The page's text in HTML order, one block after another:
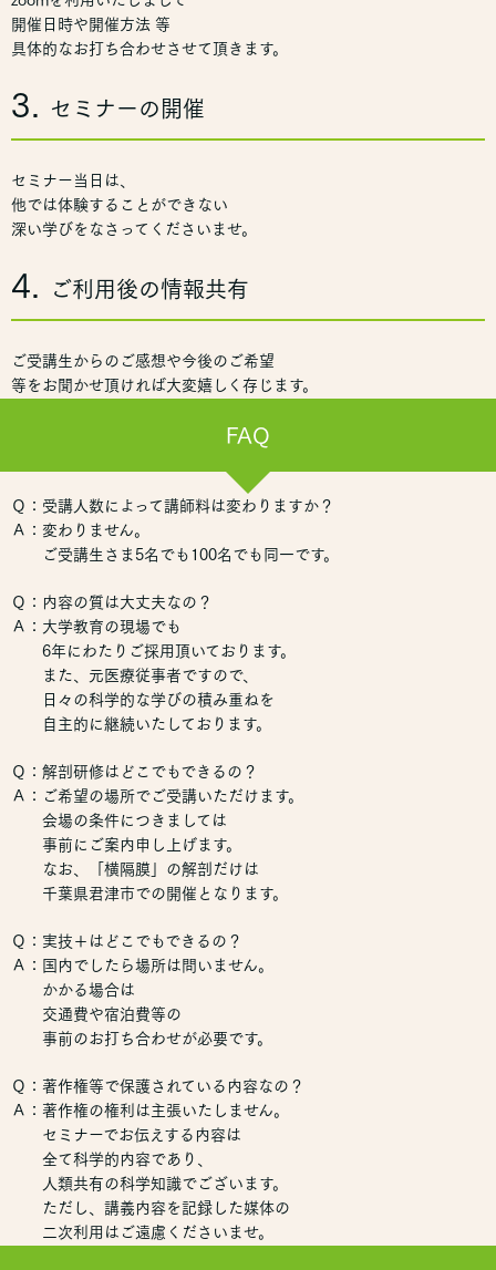
開催日時や開催方法 等
具体的なお打ち合わせさせて頂きます。
3. セミナーの開催
セミナー当日は、
他では体験することができない
深い学びをなさってくださいませ。
4. ご利用後の情報共有
ご受講生からのご感想や今後のご希望
等をお聞かせ頂ければ大変嬉しく存じます。
FAQ
Ｑ：受講人数によって講師料は変わりますか？
Ａ：変わりません。
ご受講生さま5名でも100名でも同一です。
Ｑ：内容の質は大丈夫なの？
Ａ：大学教育の現場でも
6年にわたりご採用頂いております。
また、元医療従事者ですので、
日々の科学的な学びの積み重ねを
自主的に継続いたしております。
Ｑ：解剖研修はどこでもできるの？
Ａ：ご希望の場所でご受講いただけます。
会場の条件につきましては
事前にご案内申し上げます。
なお、「横隔膜」の解剖だけは
千葉県君津市での開催となります。
Ｑ：実技＋はどこでもできるの？
Ａ：国内でしたら場所は問いません。
かかる場合は
交通費や宿泊費等の
事前のお打ち合わせが必要です。
Ｑ：著作権等で保護されている内容なの？
Ａ：著作権の権利は主張いたしません。
セミナーでお伝えする内容は
全て科学的内容であり、
人類共有の科学知識でございます。
ただし、講義内容を記録した媒体の
二次利用はご遠慮くださいませ。